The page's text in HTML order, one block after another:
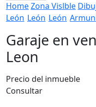
HomeZona Vislble
León León León
Garaje en
Leon
Precio del inmueble
Consultar